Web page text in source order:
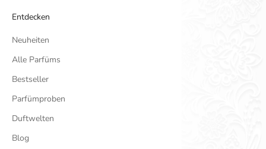
Entdecken
Neuheiten
Alle Parfüms
Bestseller
Parfümproben
Duftwelten
Blog